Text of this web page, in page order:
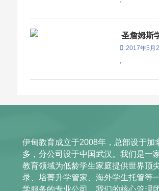
圣詹姆斯
2017年5月
伊甸教育成立于2008年，总部设于加
多，分公司设于中国武汉。我们是一
教育领域为低龄学生家庭提供世界顶
录、培菁升学管家、海外学生托管等
学服务的专业公司。我们的核心管理